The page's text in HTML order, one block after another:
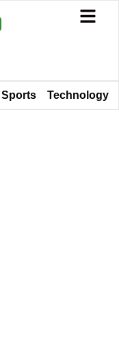
Sports Technology